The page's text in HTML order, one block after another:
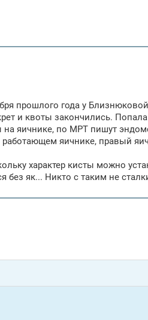
прошлого года у
и квоты закончились.
на яичнике, по МРТ пишут
яичнике, правый
характер кисты можно
без як... Никто с таким не